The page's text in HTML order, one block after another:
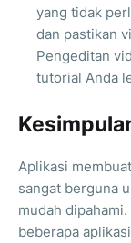
yang tidak
dan pastikan
Pengeditan
tutorial Anda
Aplikasi
sangat berguna
mudah
beberapa